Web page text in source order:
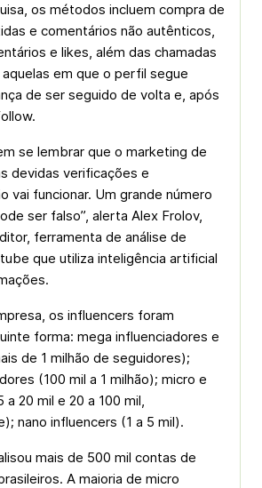
os métodos incluem compra de
e comentários não autênticos,
e likes, além das chamadas
em que o perfil segue
de ser seguido de volta e, após
se lembrar que o marketing de
devidas verificações e
vai funcionar. Um grande número
ser falso”, alerta Alex Frolov,
ferramenta de análise de
que utiliza inteligência artificial
os influencers foram
forma: mega influenciadores e
de 1 milhão de seguidores);
(100 mil a 1 milhão); micro e
20 mil e 20 a 100 mil,
nano influencers (1 a 5 mil).
mais de 500 mil contas de
A maioria de micro